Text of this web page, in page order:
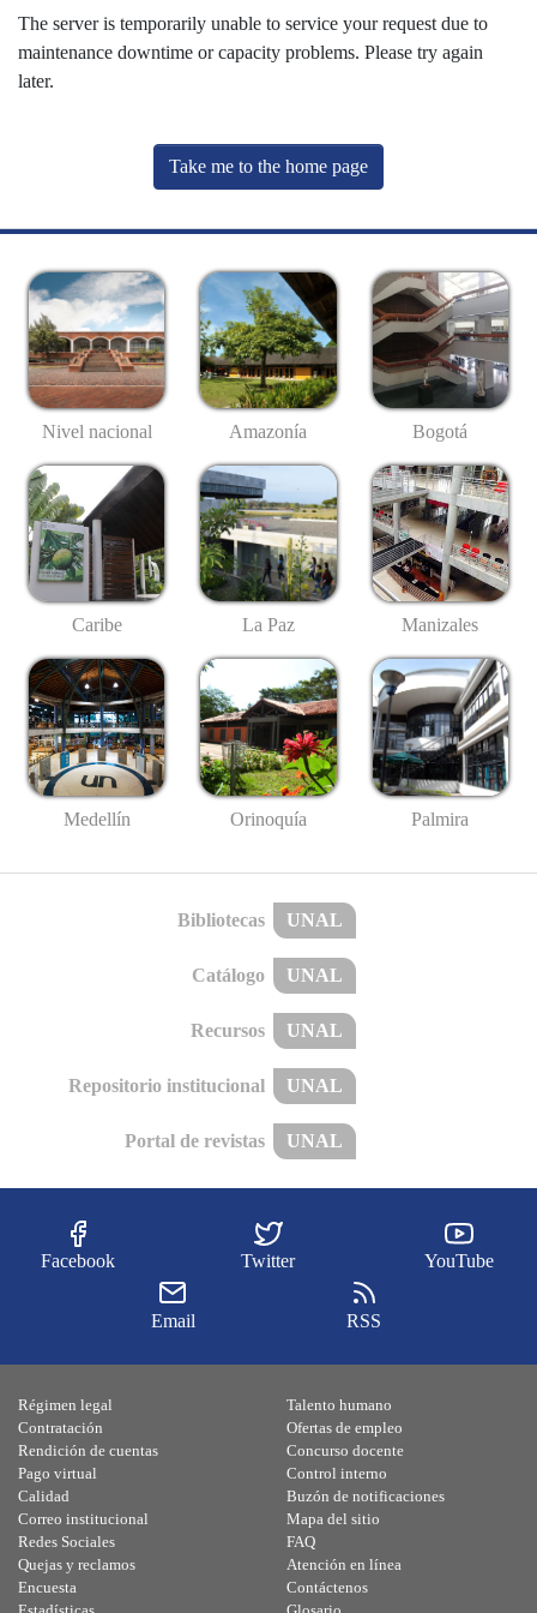
The server is temporarily unable to service your request due to
maintenance downtime or capacity problems. Please try again
later.
Take me to the home page
Nivel nacional Amazonía Bogotá
Caribe La Paz Manizales
Medellín Orinoquía Palmira
Bibliotecas UNAL
Catálogo UNAL
Recursos UNAL
Repositorio institucional UNAL
Portal de revistas UNAL
Facebook Twitter YouTube
Email RSS
Régimen legal
Contratación
Rendición de cuentas
Pago virtual
Calidad
Talento humano
Ofertas de empleo
Concurso docente
Control interno
Buzón de notificaciones
Correo institucional
Redes Sociales
Quejas y reclamos
Encuesta
Mapa del sitio
FAQ
Atención en línea
Contáctenos